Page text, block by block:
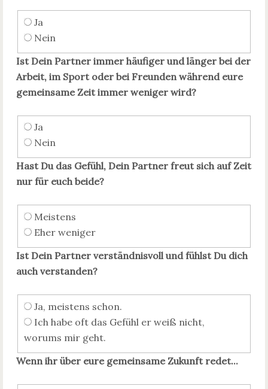
Ja
Nein
Ist Dein Partner immer häufiger und länger bei der
Arbeit, im Sport oder bei Freunden während eure
gemeinsame Zeit immer weniger wird?
Ja
Nein
Hast Du das Gefühl, Dein Partner freut sich auf Zeit
nur für euch beide?
Meistens
Eher weniger
Ist Dein Partner verständnisvoll und fühlst Du dich
auch verstanden?
Ja, meistens schon.
Ich habe oft das Gefühl er weiß nicht,
worums mir geht.
Wenn ihr über eure gemeinsame Zukunft redet...